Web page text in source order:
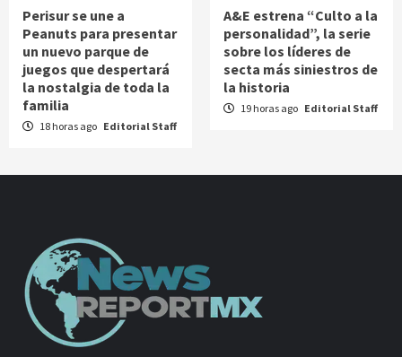
Perisur se une a
Peanuts para presentar
un nuevo parque de
juegos que despertará
la nostalgia de toda la
familia
18 horas ago Editorial Staff
A&E estrena “Culto a la
personalidad”, la serie
sobre los líderes de
secta más siniestros de
la historia
19 horas ago Editorial Staff